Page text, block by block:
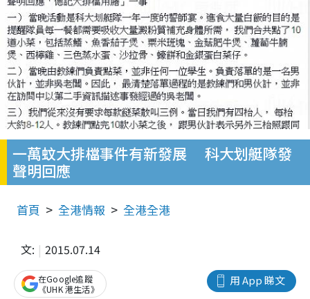
一萬蚊大排檔事件有新發展 科大划艇隊發
聲明回應
首頁 全港情報 全港全港
文: 2015.07.14
用 App 睇文
在Google追蹤
《UHK 港生活》